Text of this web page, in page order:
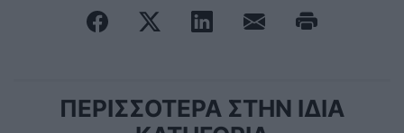
ΠΕΡΙΣΣΟΤΕΡΑ ΣΤΗΝ ΙΔΙΑ